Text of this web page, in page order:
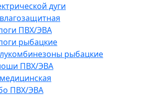
дуги
ПВХ/ЭВА
рыбацкие
рыбацкие
ПВХ/ЭВА
ПВХ/ЭВА